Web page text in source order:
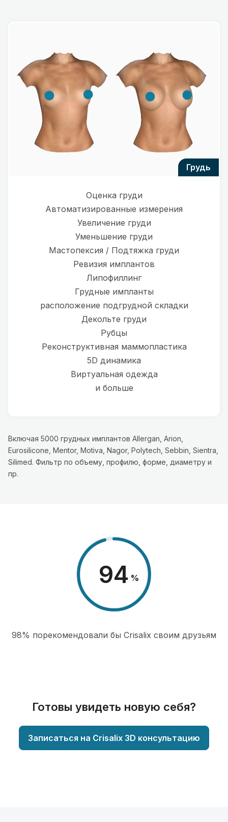
грудь
Оценка груди
Автоматизированные измерения
Увеличение груди
Уменьшение груди
Мастопексия / Подтяжка груди
Ревизия имплантов
Липофиллинг
Грудные импланты
расположение подгрудной складки
Декольте груди
Рубцы
Реконструктивная маммопластика
5D динамика
Виртуальная одежда
и больше
Включая 5000 грудных имплантов Allergan, Arion,
Eurosilicone, Mentor, Motiva, Nagor, Polytech, Sebbin, Sientra,
Silimed. Фильтр по объему, профилю, форме, диаметру и
пр.
98 %
98% порекомендовали бы Сrisalix cвоим друзьям
Готовы увидеть новую себя?
Записаться на Crisalix 3D консультацию